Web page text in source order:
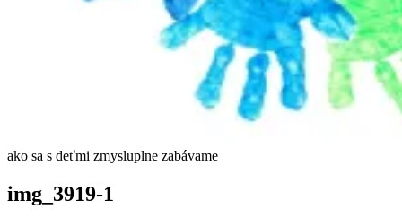
ako sa s deťmi zmysluplne zabávame
img_3919-1